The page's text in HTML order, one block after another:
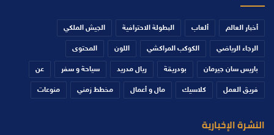
أخبار العالم ألعاب البطولة الاحترافية الجيش الملكي
الرجاء الرياضي الكوكب المراكشي اللون المحتوى
باريس سان جيرمان بودريقة ريال مدريد سياحة و سفر عن
فريق العمل كلاسيك مال و أعمال مخطط زمني منوعات
النشرة الإخبارية